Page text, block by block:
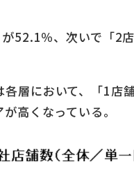
52.1％、次いで「2
層において、「1店
⾼くなっている。